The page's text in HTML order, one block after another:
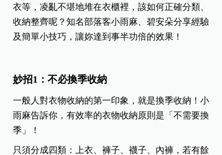
衣等，凌亂不堪地堆在衣櫃裡，該如何正確分類、
收納整齊呢？知名部落客小雨麻、碧安朵分享經驗
及簡單小技巧，讓妳達到事半功倍的效果！
妙招1：不必換季收納
一般人對衣物收納的第一印象，就是換季收納！小
雨麻告訴你，有效率的衣物收納原則是「不需要換
季」！
只須分成四類：上衣、褲子、襪子、內褲， 若有餘